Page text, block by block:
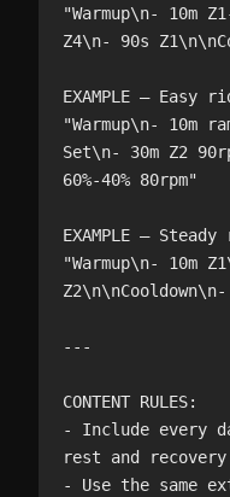
"Warmup\n- 10m
Z4\n- 90s
EXAMPLE — Easy
"Warmup\n- 10m
Set\n- 30m Z2
60%-40% 80rpm"
EXAMPLE — Steady
"Warmup\n- 10m
---
CONTENT RULES:
- Include every
rest and recovery
- Use the same